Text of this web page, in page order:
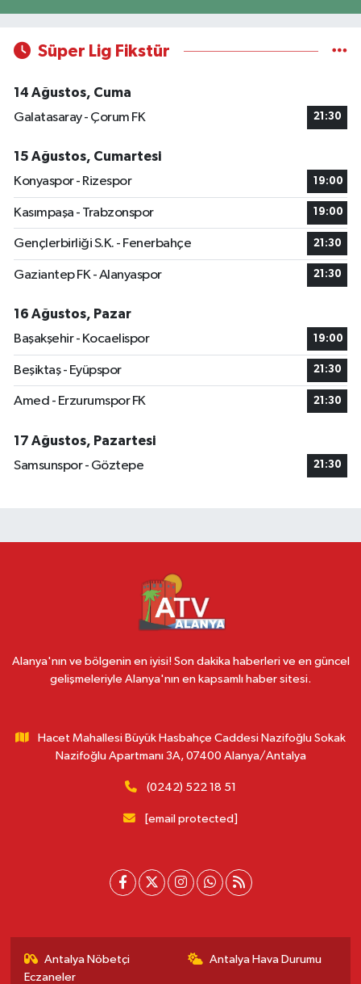
Süper Lig Fikstür
14 Ağustos, Cuma
Galatasaray - Çorum FK
21:30
15 Ağustos, Cumartesi
Konyaspor - Rizespor
19:00
Kasımpaşa - Trabzonspor 19:00
Gençlerbirliği S.K. - Fenerbahçe 21:30
Gaziantep FK - Alanyaspor 21:30
16 Ağustos, Pazar
Başakşehir - Kocaelispor
19:00
Beşiktaş - Eyüpspor 21:30
Amed - Erzurumspor FK 21:30
17 Ağustos, Pazartesi
Samsunspor - Göztepe
21:30
Alanya'nın ve bölgenin en iyisi! Son dakika haberleri ve en güncel
gelişmeleriyle Alanya'nın en kapsamlı haber sitesi.
Hacet Mahallesi Büyük Hasbahçe Caddesi Nazifoğlu Sokak
Nazifoğlu Apartmanı 3A, 07400 Alanya/Antalya
(0242) 522 18 51
[email protected]
Antalya Nöbetçi
Eczaneler
Antalya Hava Durumu